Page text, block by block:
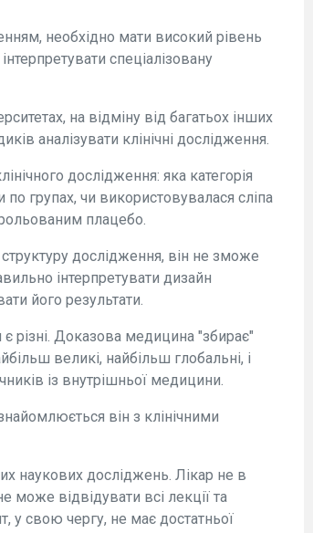
необхідно мати високий рівень
спеціалізовану
на відміну від багатьох інших
аналізувати клінічні дослідження.
дослідження: яка категорія
по групах, чи використовувалася сліпа
плацебо.
дослідження, він не зможе
інтерпретувати дизайн
його результати.
різні. Доказова медицина "збирає"
великі, найбільш глобальні, і
із внутрішньої медицини.
він з клінічними
наукових досліджень. Лікар не в
може відвідувати всі лекції та
у свою чергу, не має достатньої